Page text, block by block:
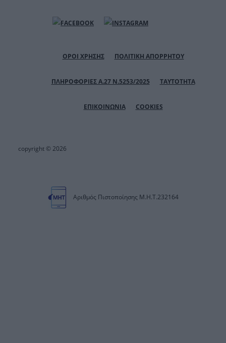
ΟΡΟΙ ΧΡΗΣΗΣ ΠΟΛΙΤΙΚΗ ΑΠΟΡΡΗΤΟΥ
ΠΛΗΡΟΦΟΡΙΕΣ Α.27 Ν.5253/2025 ΤΑΥΤΟΤΗΤΑ
ΕΠΙΚΟΙΝΩΝΙΑ COOKIES
copyright © 2026
Αριθμός Πιστοποίησης Μ.Η.Τ.232164